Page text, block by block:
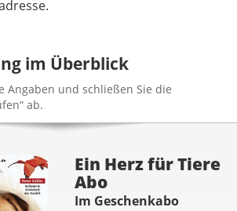
im Überblick
Angaben und schließen Sie die
ab.
Ein Herz für Tiere
Abo
Im Geschenkabo